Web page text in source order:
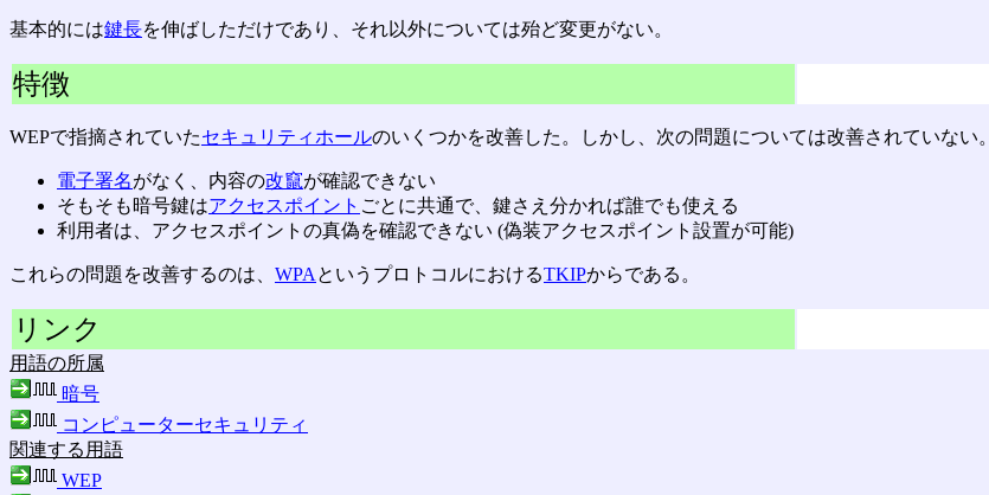
基本的には鍵長を伸ばしただけであり、それ以外については殆ど変更がない。
特徴
WEPで指摘されていたセキュリティホールのいくつかを改善した。しかし、次の問題については改善されていない。
電子署名がなく、内容の改竄が確認できない
そもそも暗号鍵はアクセスポイント ごとに共通で、鍵さえ分かれば誰でも使える
利用者は、アクセスポイントの真偽を確認できない (偽装アクセスポイント設置が可能)
これらの問題を改善するのは、 WPA というプロトコルにおけるTKIPからである。
リンク
用語の所属
暗号
コンピューターセキュリティ
関連する用語
WEP